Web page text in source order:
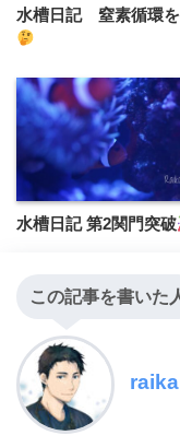
水槽日記 窒素循環
水槽日記 第2関門突破
この記事を書いた
raika